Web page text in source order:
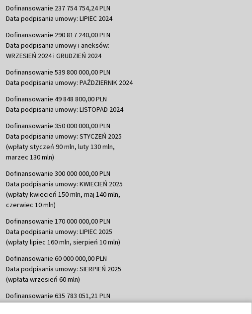
Dofinansowanie 237 754 754,24 PLN
Data podpisania umowy: LIPIEC 2024
Dofinansowanie 290 817 240,00 PLN
Data podpisania umowy i aneksów:
WRZESIEŃ 2024 i GRUDZIEŃ 2024
Dofinansowanie 539 800 000,00 PLN
Data podpisania umowy: PAŹDZIERNIK 2024
Dofinansowanie 49 848 800,00 PLN
Data podpisania umowy: LISTOPAD 2024
Dofinansowanie 350 000 000,00 PLN
Data podpisania umowy: STYCZEŃ 2025
(wpłaty styczeń 90 mln, luty 130 mln,
marzec 130 mln)
Dofinansowanie 300 000 000,00 PLN
Data podpisania umowy: KWIECIEŃ 2025
(wpłaty kwiecień 150 mln, maj 140 mln,
czerwiec 10 mln)
Dofinansowanie 170 000 000,00 PLN
Data podpisania umowy: LIPIEC 2025
(wpłaty lipiec 160 mln, sierpień 10 mln)
Dofinansowanie 60 000 000,00 PLN
Data podpisania umowy: SIERPIEŃ 2025
(wpłata wrzesień 60 mln)
Dofinansowanie 635 783 051,21 PLN